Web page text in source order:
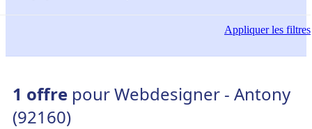
Appliquerles filtres
1 offre pour Webdesigner - Antony
(92160)